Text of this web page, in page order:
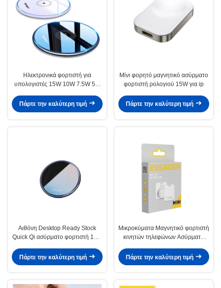
Ηλεκτρονικά φορτιστή για
υπολογιστές 15W 10W 7.5W 5W
Πάρτε την καλύτερη τιμή
Μίνι φορητό μαγνητικό ασύρματο
φορτιστή ρολογιού 15W για ip
Πάρτε την καλύτερη τιμή
Αιθόνη Desktop Ready Stock
Quick Qi ασύρματο φορτιστή 15W
Πάρτε την καλύτερη τιμή
Μικροκύματα Μαγνητικό φορτιστή
κινητών τηλεφώνων Ασύρματη
7.5W
Πάρτε την καλύτερη τιμή